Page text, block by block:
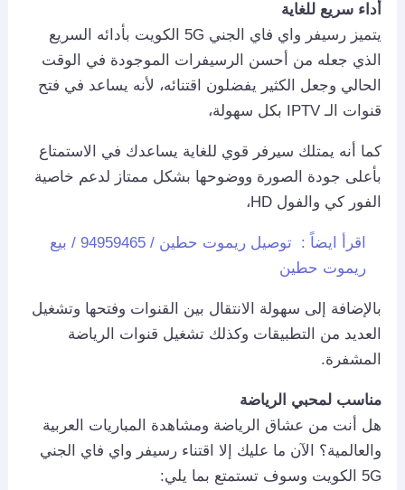
أداء سريع للغاية
يتميز رسيفر واي فاي الجني 5G الكويت بأدائه السريع
الذي جعله من أحسن الرسيفرات الموجودة في الوقت
الحالي وجعل الكثير يفضلون اقتنائه، لأنه يساعد في فتح
قنوات الـ IPTV بكل سهولة،
كما أنه يمتلك سيرفر قوي للغاية يساعدك في الاستمتاع
بأعلى جودة الصورة ووضوحها بشكل ممتاز لدعم خاصية
الفور كي والفول HD،
اقرأ ايضاً :
توصيل ريموت حطين / 94959465 / بيع
ريموت حطين
بالإضافة إلى سهولة الانتقال بين القنوات وفتحها وتشغيل
العديد من التطبيقات وكذلك تشغيل قنوات الرياضة
المشفرة.
مناسب لمحبي الرياضة
هل أنت من عشاق الرياضة ومشاهدة المباريات العربية
والعالمية؟ الآن ما عليك إلا اقتناء رسيفر واي فاي الجني
5G الكويت وسوف تستمتع بما يلي: